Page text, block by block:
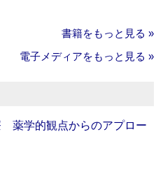
書籍をもっと見る »
電子メディアをもっと見る »
薬学的観点からのアプロー